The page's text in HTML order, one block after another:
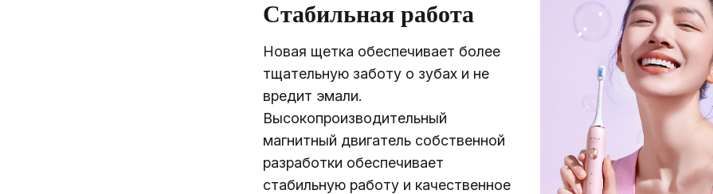
Стабильная работа
Новая щетка обеспечивает более
тщательную заботу о зубах и не
вредит эмали.
Высокопроизводительный
магнитный двигатель собственной
разработки обеспечивает
стабильную работу и качественное